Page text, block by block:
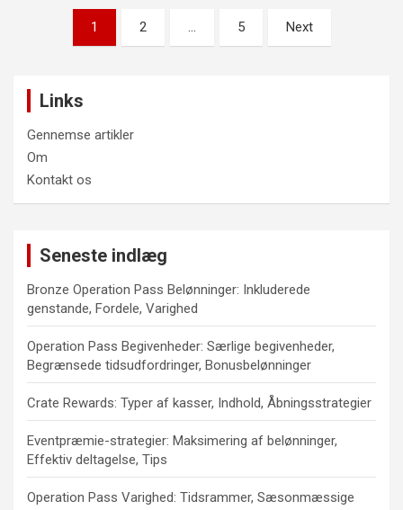
pagination
1 2 … 5 Next
Links
Gennemse artikler
Om
Kontakt os
Seneste indlæg
Bronze Operation Pass Belønninger: Inkluderede
genstande, Fordele, Varighed
Operation Pass Begivenheder: Særlige begivenheder,
Begrænsede tidsudfordringer, Bonusbelønninger
Crate Rewards: Typer af kasser, Indhold, Åbningsstrategier
Eventpræmie-strategier: Maksimering af belønninger,
Effektiv deltagelse, Tips
Operation Pass Varighed: Tidsrammer, Sæsonmæssige